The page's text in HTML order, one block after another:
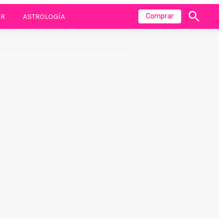
ASTROLOGÍA Comprar
Mostrar